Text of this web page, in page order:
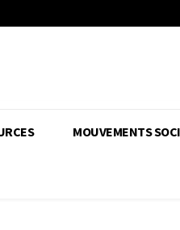
MOUVEMENTS